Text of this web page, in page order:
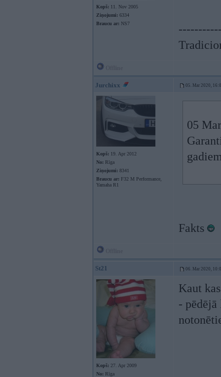
Kopš: 11. Nov 2005
Ziņojumi: 6334
Braucu ar: NS7
Jurchixx 05. Mar 2020,
Kopš: 19. Apr 2012
No: Rīga
Ziņojumi: 8341
Braucu ar: F32 M Performance,
Yamaha R1
05
Fakts
St21 06. Mar 2020,
Kopš: 27. Apr 2009
No: Rīga
Kaut
-